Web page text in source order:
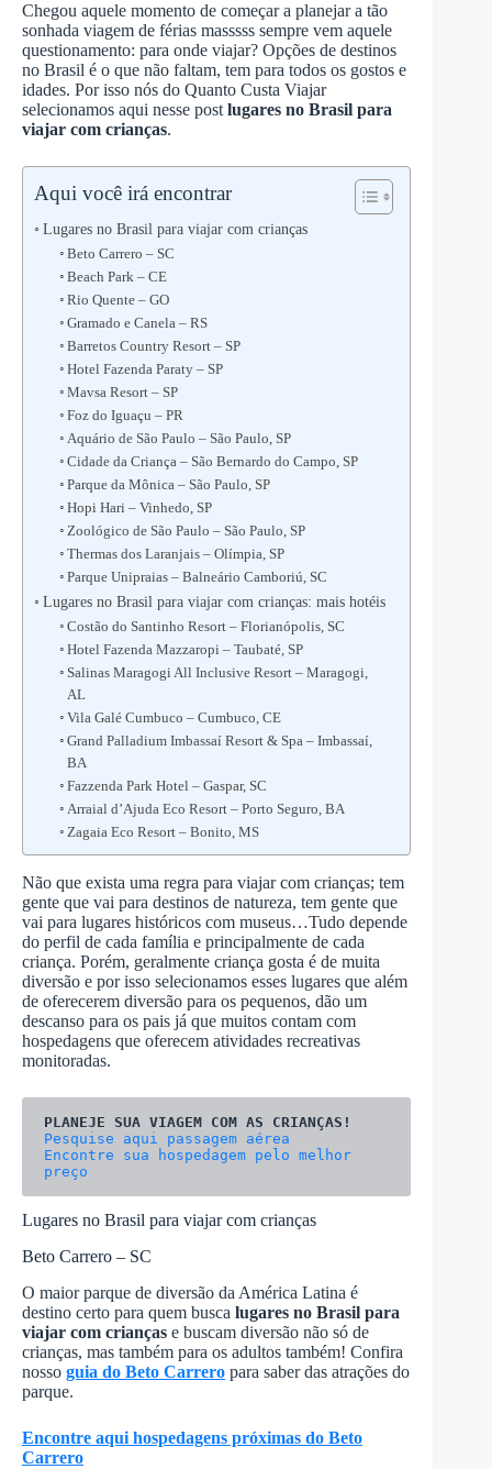
Chegou aquele momento de começar a planejar a tão
sonhada viagem de férias masssss sempre vem aquele
questionamento: para onde viajar? Opções de destinos
no Brasil é o que não faltam, tem para todos os gostos e
idades. Por isso nós do Quanto Custa Viajar
selecionamos aqui nesse post lugares no Brasil para
viajar com crianças.
Aqui você irá encontrar
Lugares no Brasil para viajar com crianças
Beto Carrero – SC
Beach Park – CE
Rio Quente – GO
Gramado e Canela – RS
Barretos Country Resort – SP
Hotel Fazenda Paraty – SP
Mavsa Resort – SP
Foz do Iguaçu – PR
Aquário de São Paulo – São Paulo, SP
Cidade da Criança – São Bernardo do Campo, SP
Parque da Mônica – São Paulo, SP
Hopi Hari – Vinhedo, SP
Zoológico de São Paulo – São Paulo, SP
Thermas dos Laranjais – Olímpia, SP
Parque Unipraias – Balneário Camboriú, SC
Lugares no Brasil para viajar com crianças: mais hotéis
Costão do Santinho Resort – Florianópolis, SC
Hotel Fazenda Mazzaropi – Taubaté, SP
Salinas Maragogi All Inclusive Resort – Maragogi,
AL
Vila Galé Cumbuco – Cumbuco, CE
Grand Palladium Imbassaí Resort & Spa – Imbassaí,
BA
Fazzenda Park Hotel – Gaspar, SC
Arraial d’Ajuda Eco Resort – Porto Seguro, BA
Zagaia Eco Resort – Bonito, MS
Não que exista uma regra para viajar com crianças; tem
gente que vai para destinos de natureza, tem gente que
vai para lugares históricos com museus…Tudo depende
do perfil de cada família e principalmente de cada
criança. Porém, geralmente criança gosta é de muita
diversão e por isso selecionamos esses lugares que além
de oferecerem diversão para os pequenos, dão um
descanso para os pais já que muitos contam com
hospedagens que oferecem atividades recreativas
monitoradas.
Encontre sua hospedagem pelo melhor
preço
Lugares no Brasil para viajar com crianças
Beto Carrero – SC
O maior parque de diversão da América Latina é
destino certo para quem busca lugares no Brasil para
viajar com crianças e buscam diversão não só de
crianças, mas também para os adultos também! Confira
nosso guia do Beto Carrero para saber das atrações do
parque.
Encontre aqui hospedagens próximas do Beto
Carrero